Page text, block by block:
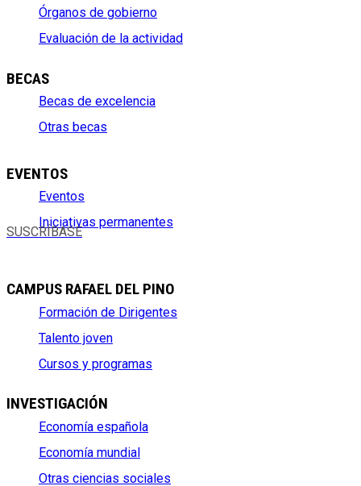
Órganos de gobierno
Evaluación de la actividad
BECAS
Becas de excelencia
Otras becas
EVENTOS
Eventos
Iniciativas permanentes
SUSCRÍBASE
CAMPUS RAFAEL DEL PINO
Formación de Dirigentes
Talento joven
Cursos y programas
INVESTIGACIÓN
Economía española
Economía mundial
Otras ciencias sociales